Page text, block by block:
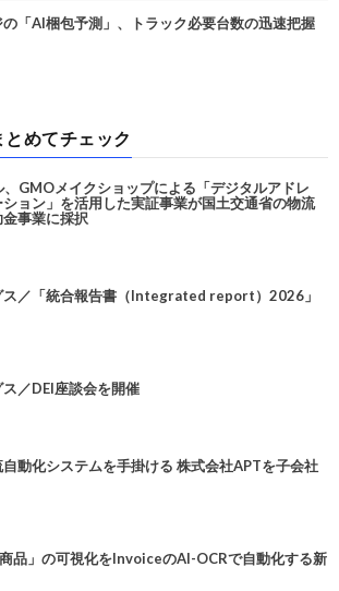
の「AI梱包予測」、トラック必要台数の迅速把握
とめてチェック
、GMOメイクショップによる「デジタルアドレ
ョン」を活用した実証事業が国土交通省の物流
事業に採択
ス／「統合報告書（Integrated report）2026」
／DEI座談会を開催
動化システムを手掛ける 株式会社APTを子会社
品」の可視化をInvoiceのAI-OCRで自動化する新